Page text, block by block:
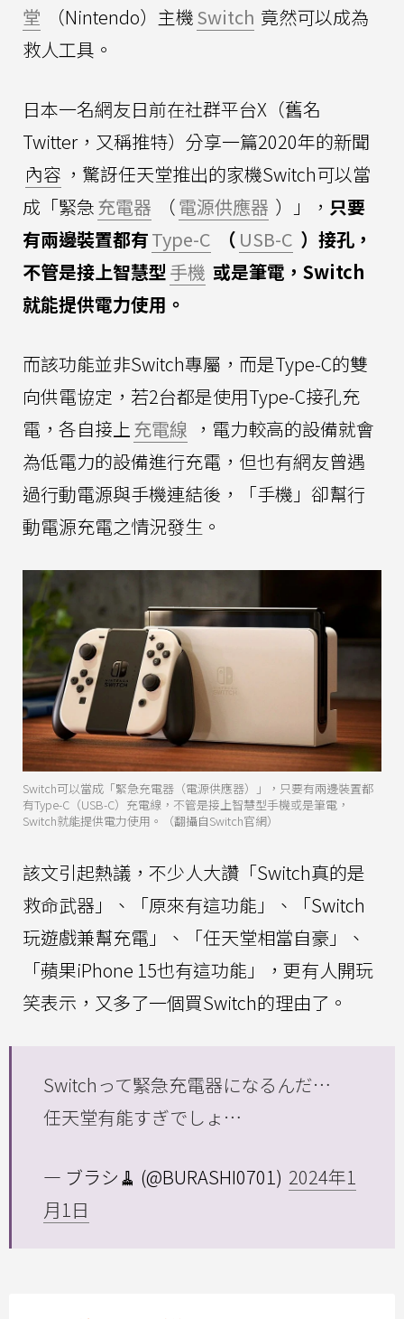
堂
（Nintendo）主機Switch 竟然可以成為
救人工具。
日本一名網友日前在社群平台X（舊名
Twitter，又稱推特）分享一篇2020年的新聞
內容 ，驚訝任天堂推出的家機Switch可以當
成「緊急充電器 （電源供應器 ）」， 只要
有兩邊裝置都有Type-C （ USB-C ）接孔，
不管是接上智慧型手機 或是筆電，Switch
就能提供電力使用。
而該功能並非Switch專屬，而是Type-C的雙
向供電協定，若2台都是使用Type-C接孔充
電，各自接上充電線 ，電力較高的設備就會
為低電力的設備進行充電，但也有網友曾遇
過行動電源與手機連結後，「手機」卻幫行
動電源充電之情況發生。
Switch可以當成「緊急充電器（電源供應器）」，只要有兩邊裝置都
有Type-C（USB-C）充電線，不管是接上智慧型手機或是筆電，
Switch就能提供電力使用。（翻攝自Switch官網）
該文引起熱議，不少人大讚「Switch真的是
救命武器」、「原來有這功能」、「Switch
玩遊戲兼幫充電」、「任天堂相當自豪」、
「蘋果iPhone 15也有這功能」，更有人開玩
笑表示，又多了一個買Switch的理由了。
Switchって緊急充電器になるんだ…
任天堂有能すぎでしょ…
— ブラシ🧹 (@BURASHI0701) 2024年1
月1日